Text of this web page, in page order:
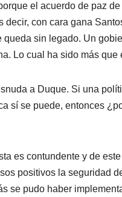
el acuerdo de paz
decir, con cara gana
queda sin legado. Un
Lo cual ha sido más que
a Duque. Si una
sí se puede, entonces
es contundente y de
positivos la seguridad
se pudo haber